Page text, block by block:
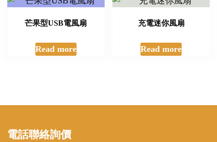
芒果型USB電風扇
Read more
充電迷你風扇
Read more
電話聯絡詢價